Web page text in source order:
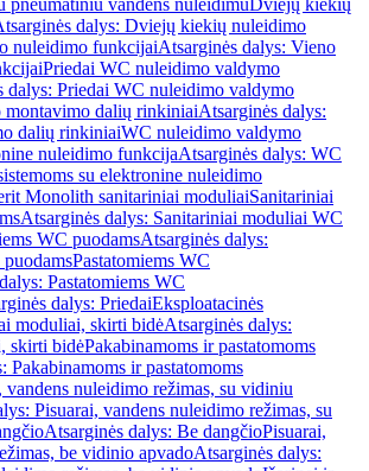
pneumatiniu vandens nuleidimuDviejų kiekių
dalys: Dviejų kiekių nuleidimo
nuleidimo funkcijaiAtsarginės dalys: Vieno
Priedai WC nuleidimo valdymo
dalys: Priedai WC nuleidimo valdymo
montavimo dalių rinkiniaiAtsarginės dalys:
dalių rinkiniaiWC nuleidimo valdymo
nuleidimo funkcijaAtsarginės dalys: WC
su elektronine nuleidimo
Monolith sanitariniai moduliaiSanitariniai
Atsarginės dalys: Sanitariniai moduliai WC
WC puodamsAtsarginės dalys:
Pastatomiems WC
Pastatomiems WC
dalys: PriedaiEksploatacinės
moduliai, skirti bidėAtsarginės dalys:
skirti bidėPakabinamoms ir pastatomoms
Pakabinamoms ir pastatomoms
vandens nuleidimo režimas, su vidiniu
Pisuarai, vandens nuleidimo režimas, su
Atsarginės dalys: Be dangčioPisuarai,
be vidinio apvadoAtsarginės dalys: